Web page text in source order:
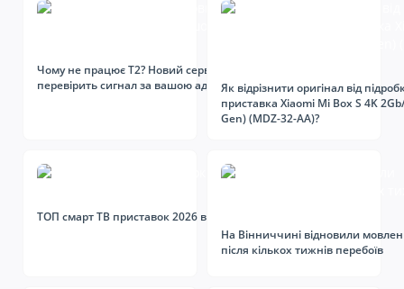
Чому не працює Т2? Новий сервіс
перевірить сигнал за вашою адресоюЯк відрізнити оригінал від
приставка Xiaomi Mi Box S 4K
Gen) (MDZ-32-AA)?
ТОП смарт ТВ приставок 2026 в Україні
На Вінниччині відновили
після кількох тижнів перебоїв